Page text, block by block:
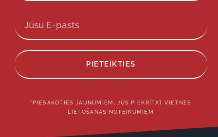
PIETEIKTIES
*PIESAKOTIES JAUNUMIEM, JŪS PIEKRĪTAT VIETNES
LIETOŠANAS NOTEIKUMIEM